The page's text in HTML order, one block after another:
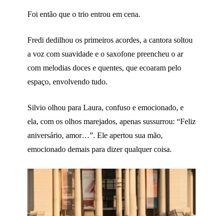
Foi então que o trio entrou em cena.
Fredi dedilhou os primeiros acordes, a cantora soltou
a voz com suavidade e o saxofone preencheu o ar
com melodias doces e quentes, que ecoaram pelo
espaço, envolvendo tudo.
Silvio olhou para Laura, confuso e emocionado, e
ela, com os olhos marejados, apenas sussurrou: “Feliz
aniversário, amor…”. Ele apertou sua mão,
emocionado demais para dizer qualquer coisa.